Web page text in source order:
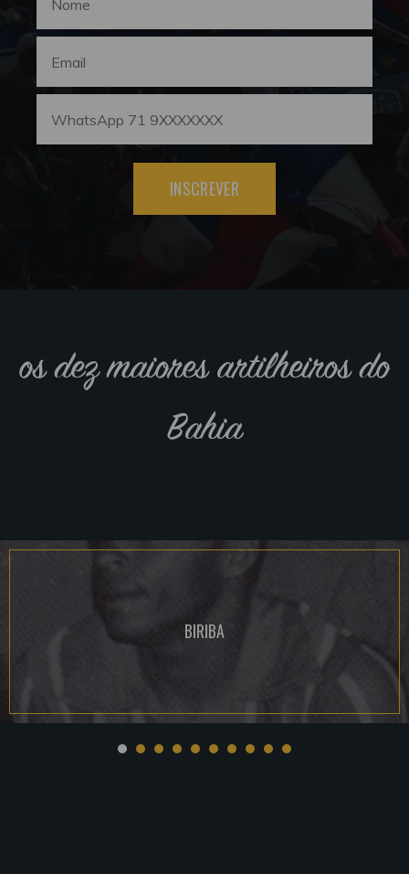
INSCREVER
os dez maiores artilheiros do
Bahia
BIRIBA